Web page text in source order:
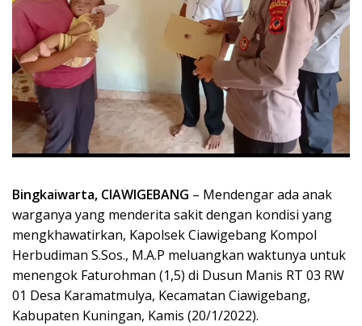
Bingkaiwarta, CIAWIGEBANG – Mendengar ada anak
warganya yang menderita sakit dengan kondisi yang
mengkhawatirkan, Kapolsek Ciawigebang Kompol
Herbudiman S.Sos., M.A.P meluangkan waktunya untuk
menengok Faturohman (1,5) di Dusun Manis RT 03 RW
01 Desa Karamatmulya, Kecamatan Ciawigebang,
Kabupaten Kuningan, Kamis (20/1/2022).